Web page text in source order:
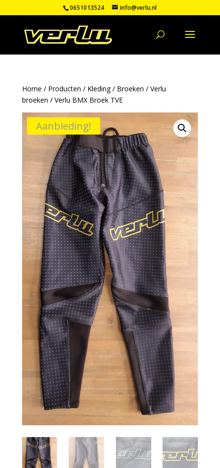
0651013524 info@verlu.nl
Home / Producten / Kleding/ Broeken / Verlu
broeken / Verlu BMX Broek TVE
Aanbieding!